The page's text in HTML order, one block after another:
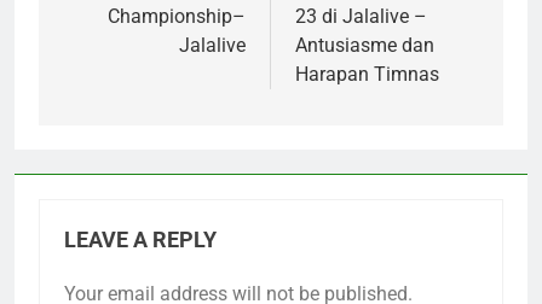
Championship–
Jalalive
23 di Jalalive –
Antusiasme dan
Harapan Timnas
LEAVE A REPLY
Your email address will not be published.